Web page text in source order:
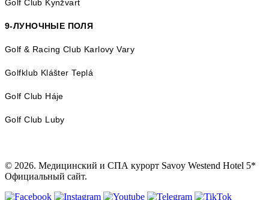
Golf Club Kynžvart
9-ЛУНОЧНЫЕ ПОЛЯ
Golf & Racing Club Karlovy Vary
Golfklub Klášter Teplá
Golf Club Háje
Golf Club Luby
© 2026. Медицинский и СПА курорт Savoy Westend Hotel 5*
Официальный сайт.